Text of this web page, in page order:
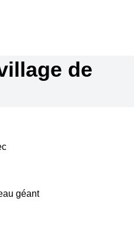
de
géant